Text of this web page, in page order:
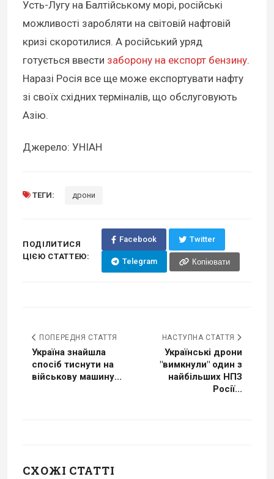
Усть-Лугу на Балтійському морі, російські
можливості заробляти на світовій нафтовій
кризі скоротилися. А російський уряд
готується ввести заборону на експорт бензину.
Наразі Росія все ще може експортувати нафту
зі своїх східних терміналів, що обслуговують
Азію.
Джерело: УНІАН
ТЕГИ: дрони
ПОДІЛИТИСЯ
ЦІЄЮ СТАТТЕЮ:
Facebook Twitter
Telegram Копіювати
ПОПЕРЕДНЯ СТАТТЯ
Україна знайшла
спосіб тиснути на
військову машину...
НАСТУПНА СТАТТЯ
Українські дрони
"вимкнули" один з
найбільших НПЗ
Росії...
СХОЖІ СТАТТІ